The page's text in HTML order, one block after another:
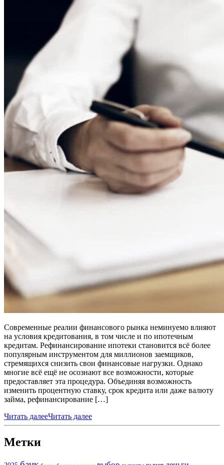
Современные реалии финансового рынка неминуемо влияют
на условия кредитования, в том числе и по ипотечным
кредитам. Рефинансирование ипотеки становится всё более
популярным инструментом для миллионов заемщиков,
стремящихся снизить свои финансовые нагрузки. Однако
многие всё ещё не осознают все возможности, которые
предоставляет эта процедура. Объединяя возможность
изменить процентную ставку, срок кредита или даже валюту
займа, рефинансирование […]
Читать далееЧитать далее
Метки